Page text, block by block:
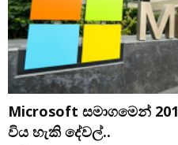
Microsoft සමාගමෙන්
විය හැකි දේවල්..